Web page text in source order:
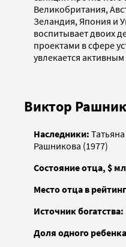
Великобритания,
Зеландия, Япония и
воспитывает двоих
проектами в сфере
увлекается
Виктор
Наследники:
Рашникова (1977)
Состояние отца, $
Место отца в
Источник богатства:
Доля одного